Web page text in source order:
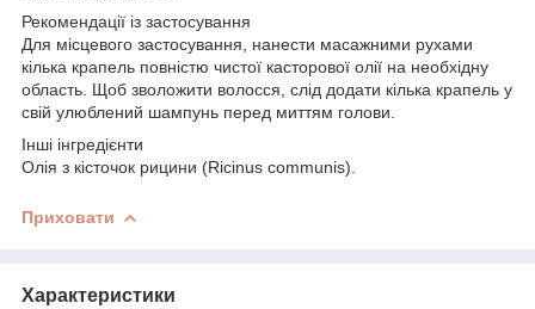
Рекомендації із застосування
Для місцевого застосування, нанести масажними рухами
кілька крапель повністю чистої касторової олії на необхідну
область. Щоб зволожити волосся, слід додати кілька крапель у
свій улюблений шампунь перед миттям голови.
Інші інгредієнти
Олія з кісточок рицини (Ricinus communis).
Приховати
Характеристики